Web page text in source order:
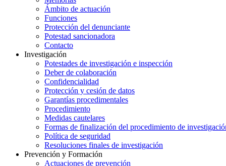
Ámbito de actuación
Funciones
Protección del denunciante
Potestad sancionadora
Contacto
Investigación
Potestades de investigación e inspección
Deber de colaboración
Confidencialidad
Protección y cesión de datos
Garantías procedimentales
Procedimiento
Medidas cautelares
Formas de finalización del procedimiento de
Política de seguridad
Resoluciones finales de investigación
Prevención y Formación
Actuaciones de prevención